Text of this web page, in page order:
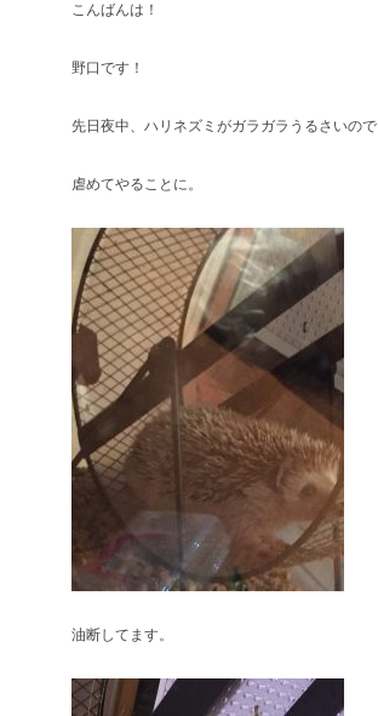
こんばんは！
野口です！
先日夜中、ハリネズミがガラガラうるさいので
虐めてやることに。
油断してます。